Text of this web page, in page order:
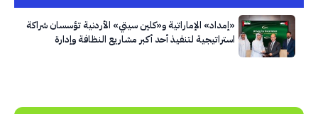
«إمداد» الإماراتية و«كلين سيتي» الأردنية تؤسسان شراكة
استراتيجية لتنفيذ أحد أكبر مشاريع النظافة وإدارة